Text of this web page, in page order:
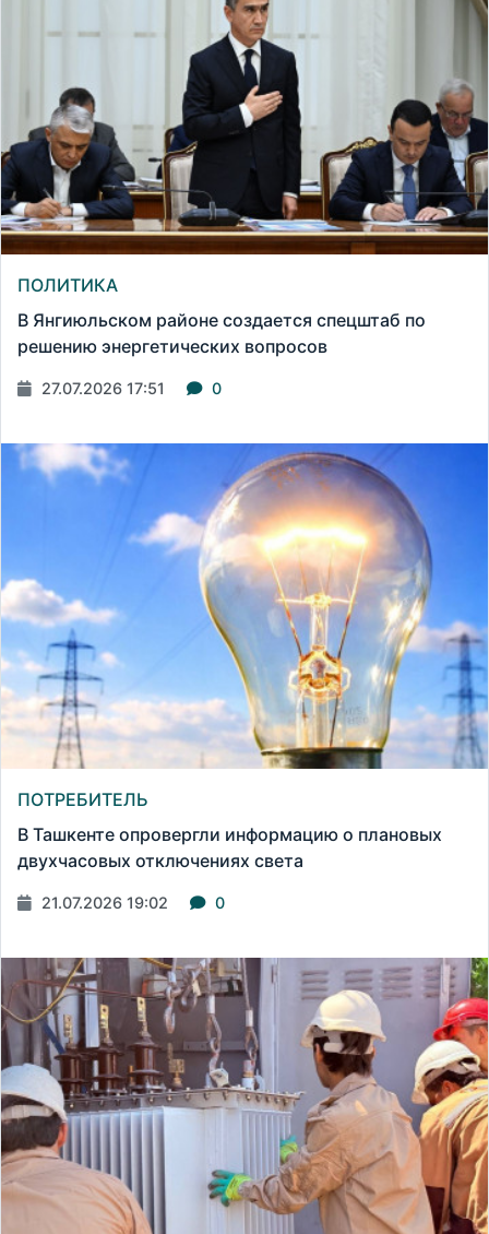
ПОЛИТИКА
В Янгиюльском районе создается спецштаб по
решению энергетических вопросов
27.07.2026 17:51 0
ПОТРЕБИТЕЛЬ
В Ташкенте опровергли информацию о плановых
двухчасовых отключениях света
21.07.2026 19:02 0